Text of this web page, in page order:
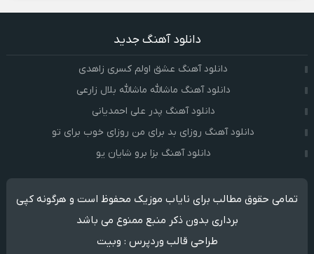
دانلود آهنگ جدید
دانلود آهنگ عشق اولم کسری زاهدی
دانلود آهنگ ماشالله ماشالله بلال زارعی
دانلود آهنگ پدر علی احمدیانی
دانلود آهنگ روزای بد برای من روزای خوب برای تو
دانلود آهنگ بزا برو شایان یو
تمامی حقوق مطالب برای نایاب موزیک محفوظ است و هرگونه کپی
برداری بدون ذکر منبع ممنوع می باشد
طراحی قالب وردپرس : وبیت